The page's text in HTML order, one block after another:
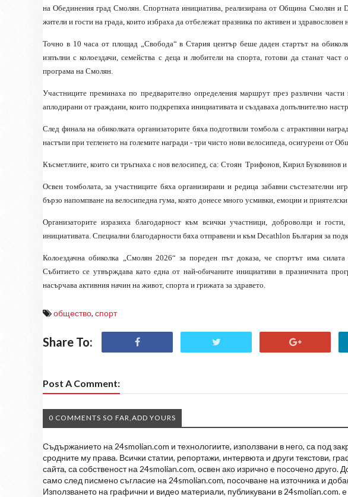
на Обединения град Смолян. Спортната инициатива, реализирана от Община Смолян и
жители и гости на града, които избраха да отбележат празника по активен и здравословен
Точно в 10 часа от площад „Свобода“ в Стария център беше даден стартът на
изпълни с колоездачи, семейства с деца и любители на спорта, готови да станат част
програма на Смолян.
Участниците преминаха по предварително определения маршрут през различни
аплодирани от граждани, които подкрепяха инициативата и създаваха допълнително
След финала на обиколката организаторите бяха подготвили томбола с атрактивни
настъпи при тегленето на големите награди - три чисто нови велосипеда, осигурени от
Късметлиите, които си тръгнаха с нов велосипед, са: Стоян Трифонов, Кирил Буковинов
Освен томболата, за участниците бяха организирани и редица забавни състезателни
бързо напомпване на велосипедна гума, която донесе много усмивки, емоции и
Организаторите изразиха благодарност към всички участници, доброволци и
инициативата. Специални благодарности бяха отправени и към Decathlon България за
Колоездачна обиколка „Смолян 2026“ за пореден път доказа, че спортът има
Събитието се утвърждава като една от най-обичаните инициативи в празничната
насърчава активния начин на живот, спорта и грижата за здравето.
общество, спорт
Share To:
Post A Comment:
0 COMMENTS SO FAR,ADD YOURS
Съдържанието на 24smolian.com и технологиите, използвани в него, са под
сродните му права. Всички статии, репортажи, интервюта и други текстови,
сайта, са собственост на 24smolian.com, освен ако изрично е посочено друго.
само след писмено съгласие на 24smolian.com, посочване на източника и
Използването на графични и видео материали, публикувани в 24smolian.com.